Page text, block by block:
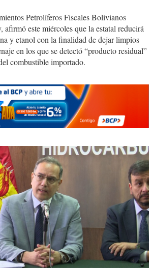
Petrolíferos Fiscales Bolivianos
este miércoles que la estatal reducirá
y etanol con la finalidad de dejar limpios
en los que se detectó “producto residual”
combustible importado.